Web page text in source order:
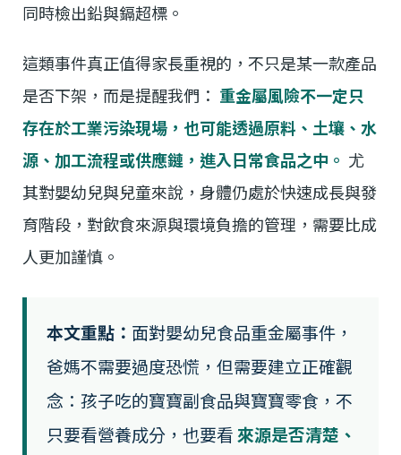
同時檢出鉛與鎘超標。
這類事件真正值得家長重視的，不只是某一款產品
是否下架，而是提醒我們： 重金屬風險不一定只
存在於工業污染現場，也可能透過原料、土壤、水
源、加工流程或供應鏈，進入日常食品之中。 尤
其對嬰幼兒與兒童來說，身體仍處於快速成長與發
育階段，對飲食來源與環境負擔的管理，需要比成
人更加謹慎。
本文重點： 面對嬰幼兒食品重金屬事件，
爸媽不需要過度恐慌，但需要建立正確觀
念：孩子吃的寶寶副食品與寶寶零食，不
只要看營養成分，也要看 來源是否清楚、